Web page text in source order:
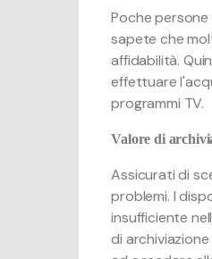
Poche
sapete che
affidabilità.
effettuare
programmi TV.
Valore di
Assicurati di
problemi. I
insufficiente
di